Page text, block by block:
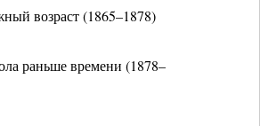
возраст (1865–1878)
раньше времени (1878–